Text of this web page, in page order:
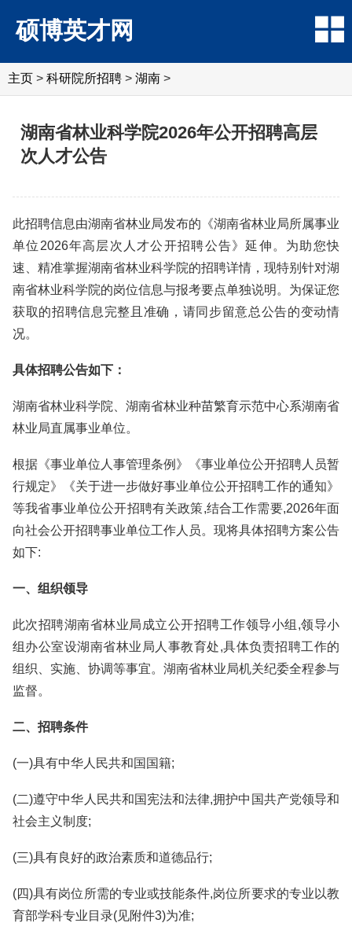
硕博英才网
主页 > 科研院所招聘 > ‌‌湖南 >
湖南省林业科学院2026年公开招聘高层
次人才公告
此招聘信息由湖南省林业局发布的《湖南省林业局所属事业
单位2026年高层次人才公开招聘公告》延伸。为助您快
速、精准掌握湖南省林业科学院的招聘详情，现特别针对湖
南省林业科学院的岗位信息与报考要点单独说明。为保证您
获取的招聘信息完整且准确，请同步留意总公告的变动情
况。
具体招聘公告如下：
湖南省林业科学院、湖南省林业种苗繁育示范中心系湖南省
林业局直属事业单位。
根据《事业单位人事管理条例》《事业单位公开招聘人员暂
行规定》《关于进一步做好事业单位公开招聘工作的通知》
等我省事业单位公开招聘有关政策,结合工作需要,2026年面
向社会公开招聘事业单位工作人员。现将具体招聘方案公告
如下:
一、组织领导
此次招聘湖南省林业局成立公开招聘工作领导小组,领导小
组办公室设湖南省林业局人事教育处,具体负责招聘工作的
组织、实施、协调等事宜。湖南省林业局机关纪委全程参与
监督。
二、招聘条件
(一)具有中华人民共和国国籍;
(二)遵守中华人民共和国宪法和法律,拥护中国共产党领导和
社会主义制度;
(三)具有良好的政治素质和道德品行;
(四)具有岗位所需的专业或技能条件,岗位所要求的专业以教
育部学科专业目录(见附件3)为准;